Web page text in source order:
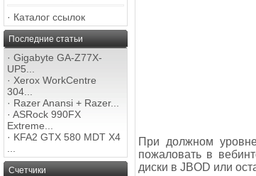
· Каталог ссылок
Последние статьи
· Gigabyte GA-Z77X-
UP5...
· Xerox WorkCentre
304...
· Razer Anansi + Razer...
· ASRock 990FX
Extreme...
· KFA2 GTX 580 MDT X4
Счетчики
При должном
пожаловать в
диски в JBOD или